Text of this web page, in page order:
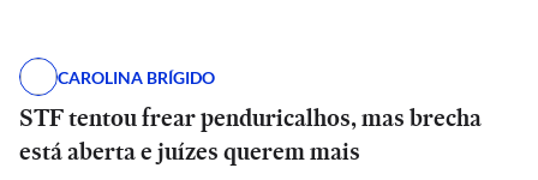
CAROLINA BRÍGIDO
STF tentou frear penduricalhos, mas brecha
está aberta e juízes querem mais